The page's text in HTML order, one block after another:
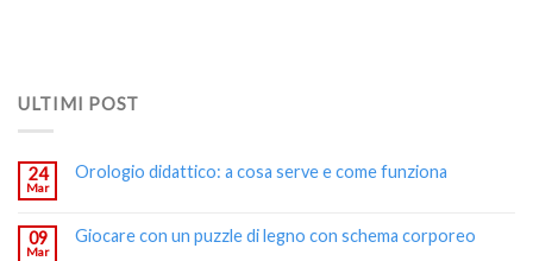
ULTIMI POST
24
Mar
Orologio didattico: a cosa serve e come funziona
09
Mar
Giocare con un puzzle di legno con schema corporeo